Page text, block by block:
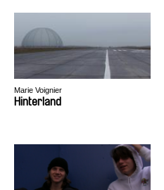
Marie Voignier
Hinterland